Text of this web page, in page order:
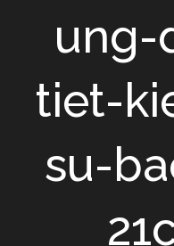
ung-
tiet-
su-